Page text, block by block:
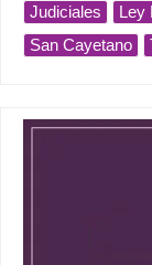
Judiciales
Ley
San Cayetano